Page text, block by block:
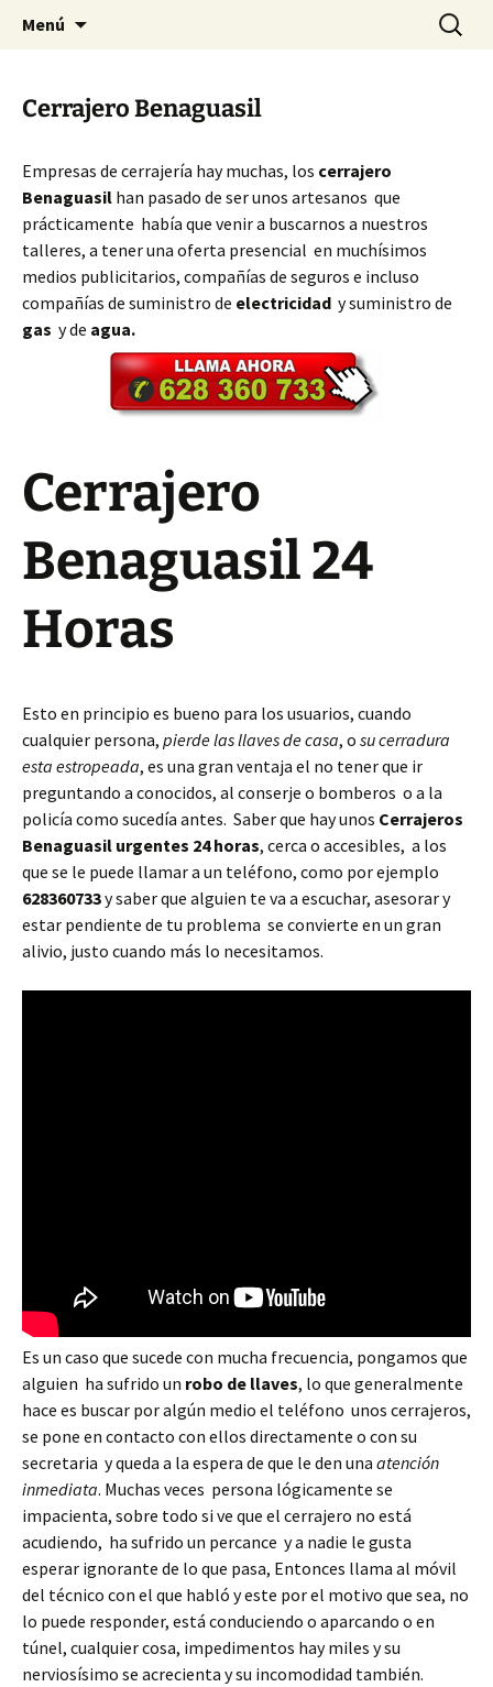
Cerrajeros Valencia – 628 360
733
Menú Buscar:
Cerrajero Benaguasil
Empresas de cerrajería hay muchas, los cerrajero
Benaguasil han pasado de ser unos artesanos que
prácticamente había que venir a buscarnos a nuestros
talleres, a tener una oferta presencial en muchísimos
medios publicitarios, compañías de seguros e incluso
compañías de suministro de electricidad y suministro de
gas y de agua.
Cerrajero
Benaguasil 24
Horas
Esto en principio es bueno para los usuarios, cuando
cualquier persona, pierde las llaves de casa, o su cerradura
esta estropeada, es una gran ventaja el no tener que ir
preguntando a conocidos, al conserje o bomberos o a la
policía como sucedía antes. Saber que hay unos Cerrajeros
Benaguasil urgentes 24 horas, cerca o accesibles, a los
que se le puede llamar a un teléfono, como por ejemplo
628360733y saber que alguien te va a escuchar, asesorar y
estar pendiente de tu problema se convierte en un gran
alivio, justo cuando más lo necesitamos.
Es un caso que sucede con mucha frecuencia, pongamos que
alguien ha sufrido un robo de llaves, lo que generalmente
hace es buscar por algún medio el teléfono unos cerrajeros,
se pone en contacto con ellos directamente o con su
secretaria y queda a la espera de que le den una atención
inmediata. Muchas veces persona lógicamente se
impacienta, sobre todo si ve que el cerrajero no está
acudiendo, ha sufrido un percance y a nadie le gusta
esperar ignorante de lo que pasa, Entonces llama al móvil
del técnico con el que habló y este por el motivo que sea, no
lo puede responder, está conduciendo o aparcando o en
túnel, cualquier cosa, impedimentos hay miles y su
nerviosísimo se acrecienta y su incomodidad también.